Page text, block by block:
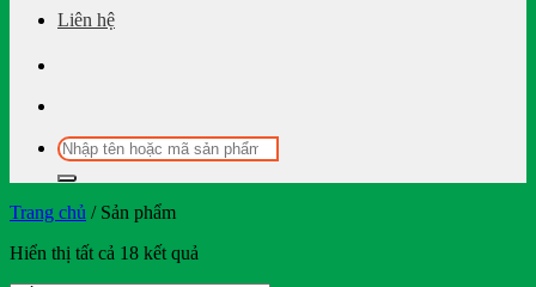
Liên hệ
Tìm
kiếm:
Trang chủ /Sản phẩm
Hiển thị tất cả 18 kết quả